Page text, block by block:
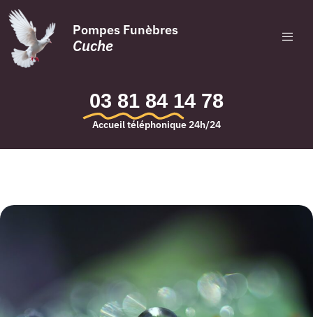
Pompes Funèbres
Cuche
03 81 84 14 78
Accueil téléphonique 24h/24